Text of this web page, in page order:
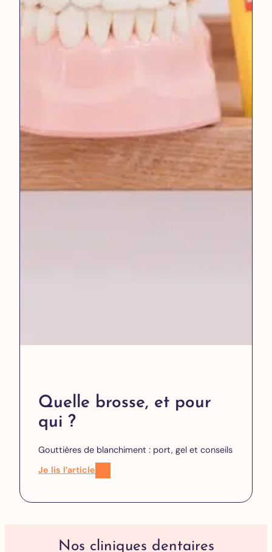
Quelle brosse, et pour
qui ?
Gouttières de blanchiment : port, gel et conseils
Je lis l’article
Nos cliniques dentaires